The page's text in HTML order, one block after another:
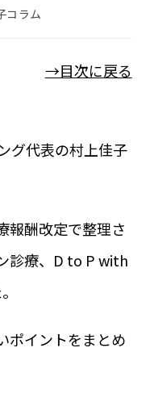
コラム
→目次に戻る
グ代表の村上佳子
報酬改定で整理さ
診療、D to P with
ポイントをまとめ